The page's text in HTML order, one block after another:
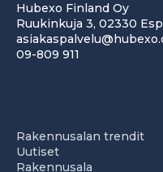
Hubexo Finland Oy
Ruukinkuja 3, 02330
09-809 911
Rakennusalan trendit
Uutiset
Rakennusala